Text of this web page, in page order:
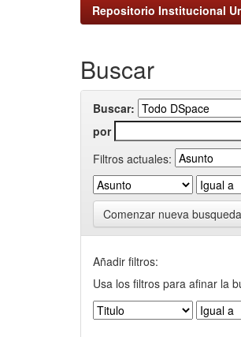
Repositorio Institucional
Buscar
Buscar:
por
Filtros actuales:
Comenzar nueva busqueda
Añadir filtros:
Usa los filtros para afinar la